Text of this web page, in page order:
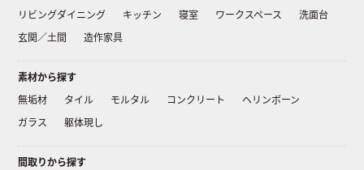
リビングダイニング
キッチン 寝室 ワークスペース
洗面台
玄関／土間
造作家具
素材から探す
無垢材
タイル モルタル コンクリート
ヘリンボーン
ガラス
躯体現し
間取りから探す